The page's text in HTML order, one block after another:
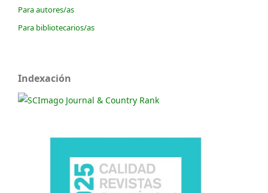
Para autores/as
Para bibliotecarios/as
Indexación